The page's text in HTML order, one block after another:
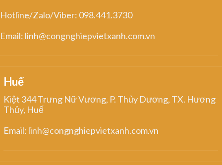
Hotline/Zalo/Viber: 098.441.3730
Email: linh@congnghiepvietxanh.com.vn
Huế
Kiệt 344 Trưng Nữ Vương, P. Thủy Dương, TX. Hương
Thủy, Huế
Email: linh@congnghiepvietxanh.com.vn